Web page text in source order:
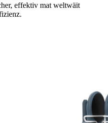
effektiv mat weltwäit